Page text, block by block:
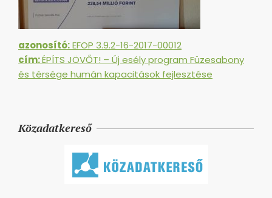
azonosító:EFOP 3.9.2-16-2017-00012
cím:ÉPÍTS JÖVŐT! – Új esély program Füzesabony
és térsége humán kapacitások fejlesztése
Közadatkereső